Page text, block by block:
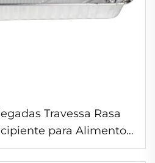
Travessa Rasa
para Alimentos
Folha de Alumínio